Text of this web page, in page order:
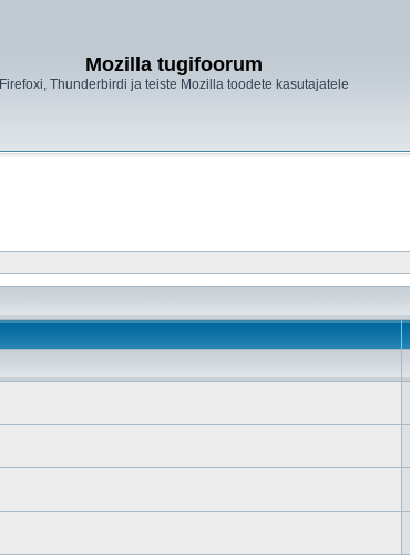
Mozilla tugifoorum
Firefoxi, Thunderbirdi ja teiste Mozilla toodete kasutajatele